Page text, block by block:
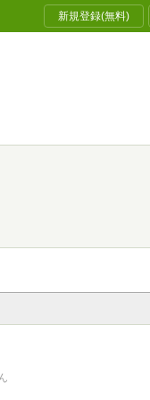
新規登録(無料)